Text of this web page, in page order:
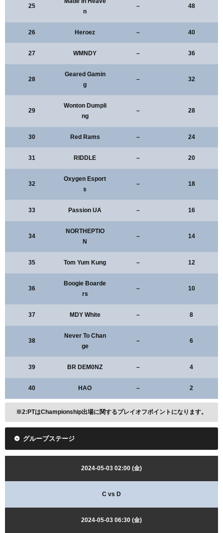
25
n
– 48
26 Heroez – 40
27 WMNDY – 36
28
Geared Gamin
g
– 32
29
Wonton Dumpli
ng
– 28
30 Red Rams – 24
31 RIDDLE – 20
32
Oxygen Esport
s
– 18
33 Passion UA – 16
34
NORTHEPTIO
N
– 14
35 Tom Yum Kung – 12
36
Boogie Boarde
rs
– 10
37 MDY White – 8
38
Never To Chan
ge
– 6
39 BR DEM0NZ – 4
40 HAO – 2
※2:PTはChampionship出場に関するプレイオフポイントになります。
グループステージ
2024-05-03 02:00 (金)
C vs D
2024-05-03 06:30 (金)